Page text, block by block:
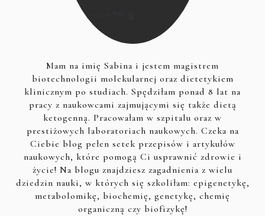
Mam na imię Sabina i jestem magistrem
biotechnologii molekularnej oraz dietetykiem
klinicznym po studiach. Spędziłam ponad 8 lat na
pracy z naukowcami zajmującymi się także dietą
ketogenną. Pracowałam w szpitalu oraz w
prestiżowych laboratoriach naukowych. Czeka na
Ciebie blog pełen setek przepisów i artykułów
naukowych, które pomogą Ci usprawnić zdrowie i
życie! Na blogu znajdziesz zagadnienia z wielu
dziedzin nauki, w których się szkoliłam: epigenetykę,
metabolomikę, biochemię, genetykę, chemię
organiczną czy biofizykę!